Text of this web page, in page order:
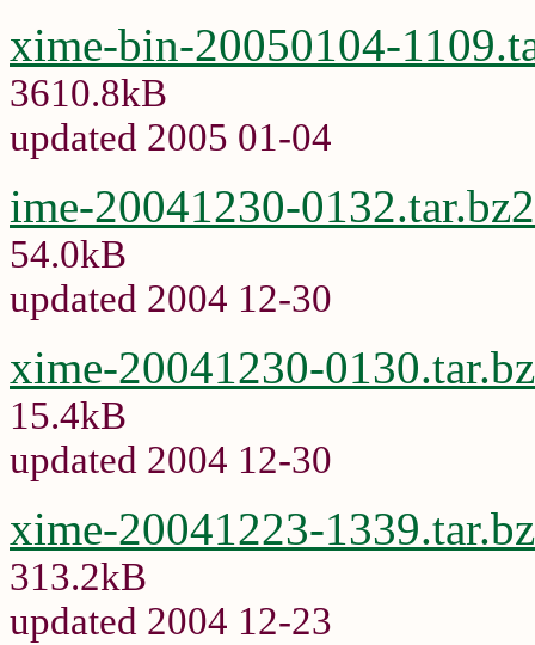
xime-bin-20050104-
3610.8kB
updated 2005 01-04
ime-20041230-0132.tar.bz2
54.0kB
updated 2004 12-30
xime-20041230-
15.4kB
updated 2004 12-30
xime-20041223-
313.2kB
updated 2004 12-23